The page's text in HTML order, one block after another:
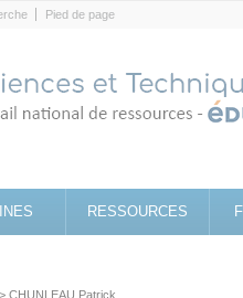
Pied de page
RESSOURCES
> CHUNLEAU Patrick